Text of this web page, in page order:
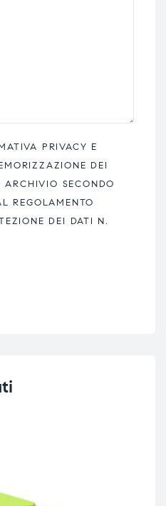
PRIVACY E
DEI
ARCHIVIO SECONDO
REGOLAMENTO
DEI DATI N.